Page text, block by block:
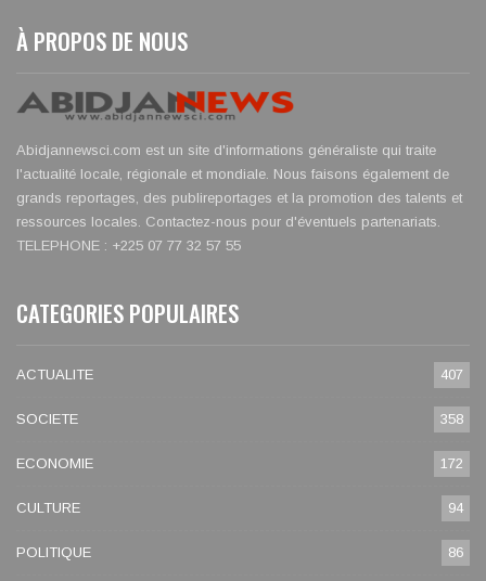
À PROPOS DE NOUS
Abidjannewsci.com est un site d'informations généraliste qui traite
l'actualité locale, régionale et mondiale. Nous faisons également de
grands reportages, des publireportages et la promotion des talents et
ressources locales. Contactez-nous pour d'éventuels partenariats.
TELEPHONE : +225 07 77 32 57 55
CATEGORIES POPULAIRES
ACTUALITE 407
SOCIETE 358
ECONOMIE 172
CULTURE 94
POLITIQUE 86